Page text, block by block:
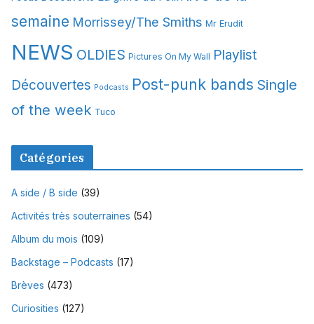
semaine Morrissey/The Smiths Mr Erudit
NEWS OLDIES Pictures On My Wall Playlist
Découvertes Podcasts Post-punk bands Single
of the week Tuco
Catégories
A side / B side (39)
Activités très souterraines (54)
Album du mois (109)
Backstage – Podcasts (17)
Brèves (473)
Curiosities (127)